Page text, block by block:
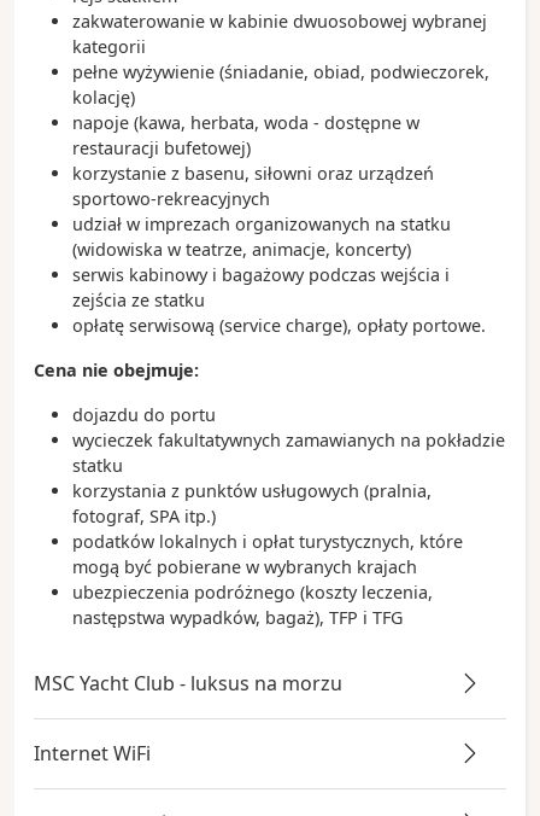
zakwaterowanie w kabinie dwuosobowej wybranej
kategorii
pełne wyżywienie (śniadanie, obiad, podwieczorek,
kolację)
napoje (kawa, herbata, woda - dostępne w
restauracji bufetowej)
korzystanie z basenu, siłowni oraz urządzeń
sportowo-rekreacyjnych
udział w imprezach organizowanych na statku
(widowiska w teatrze, animacje, koncerty)
serwis kabinowy i bagażowy podczas wejścia i
zejścia ze statku
opłatę serwisową (service charge), opłaty portowe.
Cena nie obejmuje:
dojazdu do portu
wycieczek fakultatywnych zamawianych na pokładzie
statku
korzystania z punktów usługowych (pralnia,
fotograf, SPA itp.)
podatków lokalnych i opłat turystycznych, które
mogą być pobierane w wybranych krajach
ubezpieczenia podróżnego (koszty leczenia,
następstwa wypadków, bagaż), TFP i TFG
MSC Yacht Club - luksus na morzu
Internet WiFi